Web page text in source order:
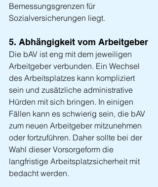
Bemessungsgrenzen für
Sozialversicherungen liegt.
5. Abhängigkeit vom Arbeitgeber
Die bAV ist eng mit dem jeweiligen
Arbeitgeber verbunden. Ein Wechsel
des Arbeitsplatzes kann kompliziert
sein und zusätzliche administrative
Hürden mit sich bringen. In einigen
Fällen kann es schwierig sein, die bAV
zum neuen Arbeitgeber mitzunehmen
oder fortzuführen. Daher sollte bei der
Wahl dieser Vorsorgeform die
langfristige Arbeitsplatzsicherheit mit
bedacht werden.